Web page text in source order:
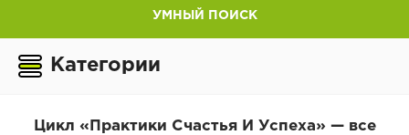
УМНЫЙ ПОИСК
Категории
Цикл «Практики Счастья И Успеха» — все